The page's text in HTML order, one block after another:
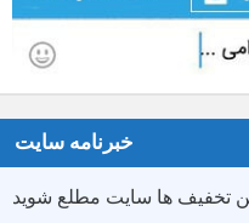
خبرنامه سایت